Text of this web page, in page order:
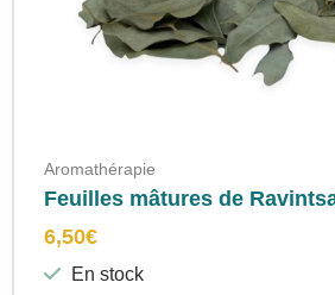
Aromathérapie
Feuilles mâtures de
6,50€
En stock